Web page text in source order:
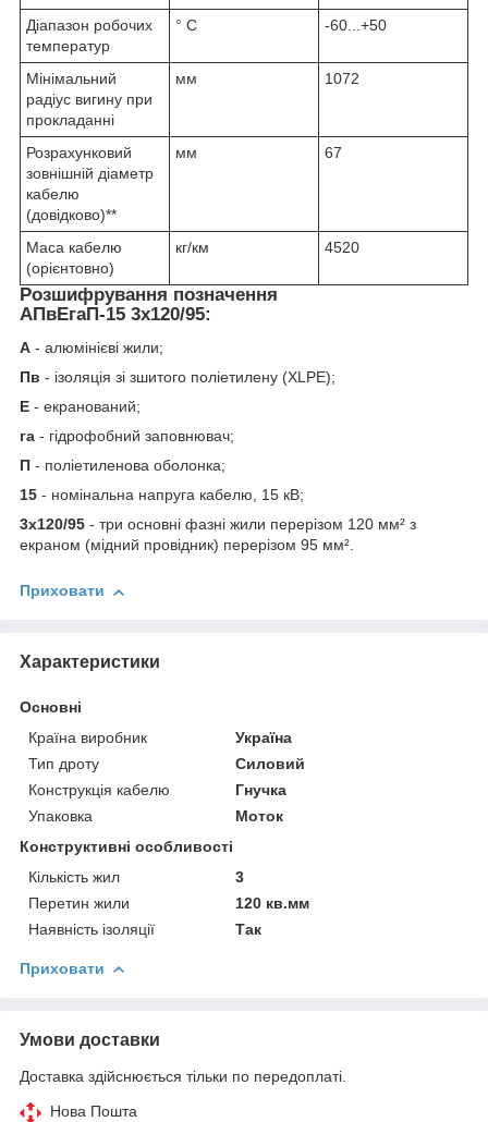
Діапазон робочих
температур
° С -60...+50
Мінімальний
радіус вигину при
прокладанні
мм 1072
Розрахунковий
зовнішній діаметр
кабелю
(довідково)**
мм 67
Маса кабелю
(орієнтовно)
кг/км 4520
Розшифрування позначення
АПвЕгаП‑15 3х120/95:
А - алюмінієві жили;
Пв - ізоляція зі зшитого поліетилену (XLPE);
Е - екранований;
га - гідрофобний заповнювач;
П - поліетиленова оболонка;
15 - номінальна напруга кабелю, 15 кВ;
3х120/95 - три основні фазні жили перерізом 120 мм² з
екраном (мідний провідник) перерізом 95 мм².
Приховати
Характеристики
Основні
Країна виробник
Україна
Тип дроту
Силовий
Конструкція кабелю
Гнучка
Упаковка
Моток
Конструктивні особливості
Кількість жил
3
Перетин жили
120 кв.мм
Наявність ізоляції
Так
Приховати
Умови доставки
Доставка здійснюється тільки по передоплаті.
Нова Пошта